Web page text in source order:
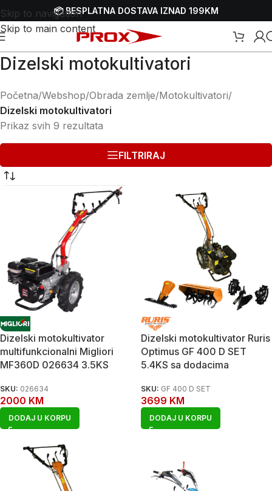
Skip to navigation
Skip to main content
📦 BESPLATNA DOSTAVA IZNAD 199KM
Dizelski motokultivatori
Početna/Webshop/Obrada zemlje/Motokultivatori/
Dizelski motokultivatori
Prikaz svih 9 rezultata
FILTRIRAJ
Dizelski motokultivator
multifunkcionalni Migliori
MF360D 026634 3.5KS
SKU: 026634
2000 KM
DODAJ U KORPU
Dizelski motokultivator Ruris
Optimus GF 400 D SET
5.4KS sa dodacima
SKU: GF 400 D SET
3699 KM
DODAJ U KORPU